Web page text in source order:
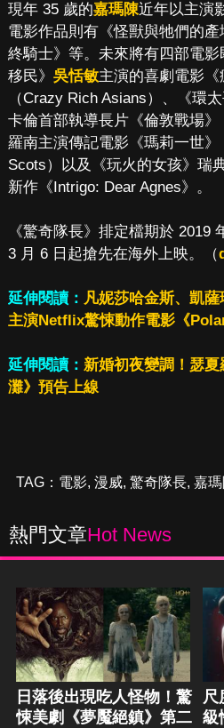
現年 35 歲的嘉瑪陳近年以主演
電影作品則有《怪獸與牠們的
終騎士》等。未來將有四部電
移民》 吳恬敏主演的喜劇電影《
（Crazy Rich Asians）、《環
卡倫首部執導長片《倫敦戰場
羅南主演傳記電影《瑪莉一世
Scots）以及《玩火的女孩》瑞
新作《Intrigo: Dear Agnes》。
《驚奇隊長》排定檔期於 2019
3 月 6 日起搶先在海外上映。（
延伸閱讀： 凡妮莎哈金斯、凱
主演Netflix驚悚動作電影《Polar
延伸閱讀： 新婚初夜變調！瑟
灘》預告上線
TAG： 電影, 漫威, 驚奇隊長, 嘉
熱門文章Hot News
日落後出現吃人怪物！驚
悚美劇《夢魘絕鎮》第二
尺
級